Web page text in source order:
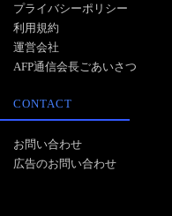
プライバシーポリシー
利用規約
運営会社
AFP通信会長ごあいさつ
CONTACT
お問い合わせ
広告のお問い合わせ